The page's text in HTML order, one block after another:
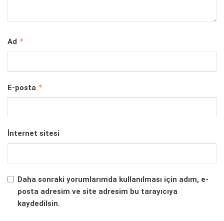
Ad *
E-posta *
İnternet sitesi
Daha sonraki yorumlarımda kullanılması için adım, e-
posta adresim ve site adresim bu tarayıcıya
kaydedilsin.